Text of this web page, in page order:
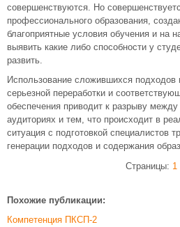
совершенствуются. Но
профессионального образования,
благоприятные условия обучения и на
выявить какие либо способности у
развить.
Использование сложившихся подходов
серьезной переработки и
обеспечения приводит к разрыву
аудиториях и тем, что происходит в
ситуация с подготовкой специалистов
генерации подходов и содержания
Страницы: 1
Похожие публикации:
Компетенция ПКСП-2